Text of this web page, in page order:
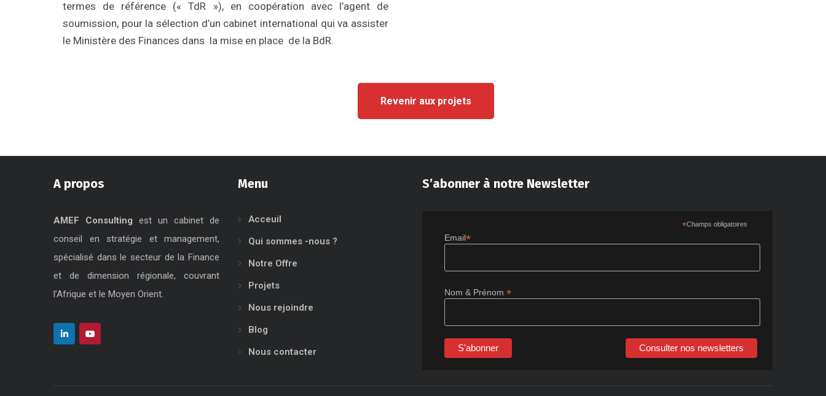
termes de référence (« TdR »), en coopération avec l’agent de
soumission, pour la sélection d’un cabinet international qui va assister
le Ministère des Finances dans la mise en place de la BdR.
Revenir aux projets
A propos
AMEF Consulting est un cabinet de
conseil en stratégie et management,
spécialisé dans le secteur de la Finance
et de dimension régionale, couvrant
l’Afrique et le Moyen Orient.
Menu
Acceuil
Qui sommes -nous ?
Notre Offre
Projets
Nous rejoindre
Blog
Nous contacter
S’abonner à notre Newsletter
*Champs obligatoires
Email*
Nom & Prénom *
Consulter nos newsletters